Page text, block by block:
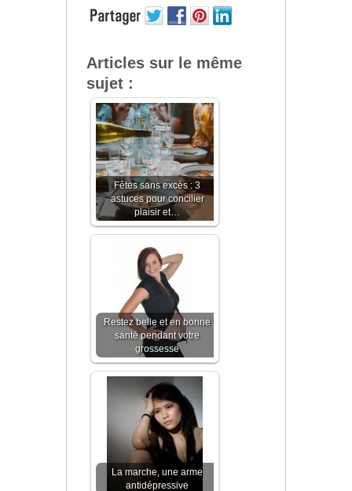
Articles sur le même
sujet :
Fêtes sans excès : 3
astuces pour concilier
plaisir et…
Restez belle et en bonne
santé pendant votre
grossesse
La marche, une arme
antidépressive